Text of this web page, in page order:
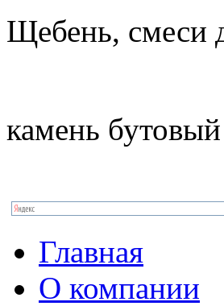
Щебень, смеси
камень
Главная
О компании